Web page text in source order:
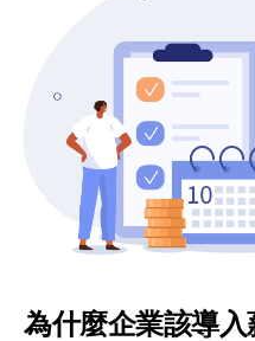
為什麼企業該導